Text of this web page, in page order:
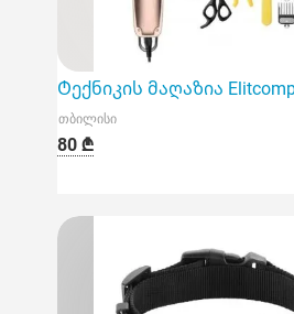
Ტექნიკის მაღაზია
თბილისი
80 ₾